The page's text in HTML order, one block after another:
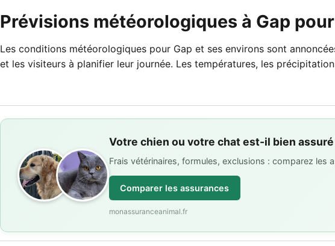
Prévisions météorologiques à Gap
Les conditions météorologiques pour Gap et ses environs sont
et les visiteurs à planifier leur journée. Les températures, les
Votre chien ou votre chat est-il bien assuré
Frais vétérinaires, formules, exclusions : comparez les
Comparer les assurances
monassuranceanimal.fr